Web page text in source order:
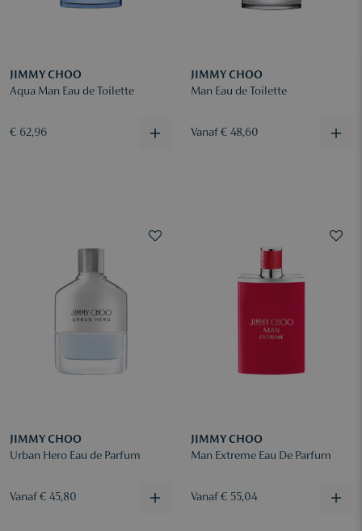
JIMMY CHOO
Aqua Man Eau de Toilette
€ 62,96
JIMMY CHOO
Man Eau de Toilette
Vanaf € 48,60
JIMMY CHOO
Urban Hero Eau de Parfum
Vanaf € 45,80
JIMMY CHOO
Man Extreme Eau De Parfum
Vanaf € 55,04